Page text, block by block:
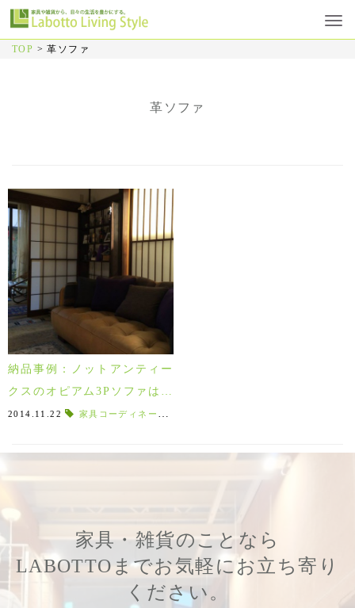
TOP >革ソファ
革ソファ
納品事例：ノットアンティー
クスのオピアム3Pソファは和
室にも馴染む。
2014.11.22 家具コーディネート
家具・雑貨のことなら
LABOTTOまでお気軽にお立ち寄り
ください。